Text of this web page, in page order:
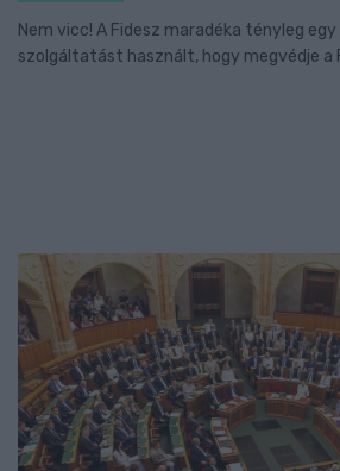
Nem vicc! A Fidesz maradéka tényleg
szolgáltatást használt, hogy megvédje a